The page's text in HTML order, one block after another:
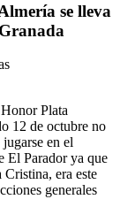
se lleva
Plata
12 de octubre no
jugarse en el
El Parador ya que
era este
generales